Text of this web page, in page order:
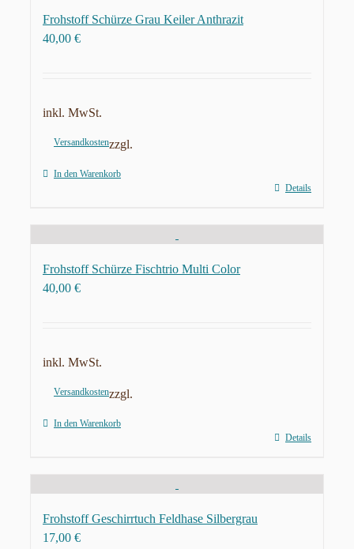
Frohstoff Schürze Grau Keiler Anthrazit
40,00 €
inkl. MwSt.
zzgl.
Versandkosten
In den Warenkorb
Details
Frohstoff Schürze Fischtrio Multi Color
40,00 €
inkl. MwSt.
zzgl.
Versandkosten
In den Warenkorb
Details
Frohstoff Geschirrtuch Feldhase Silbergrau
17,00 €